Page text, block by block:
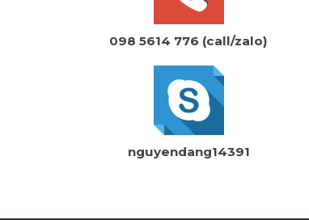
098 5614 776 (call/zalo)
nguyendang14391